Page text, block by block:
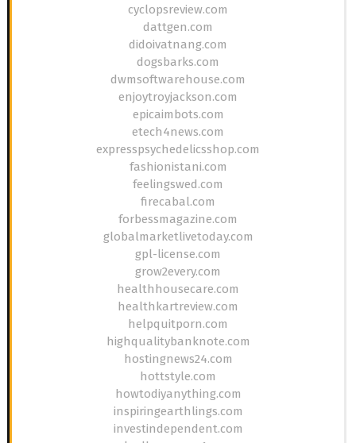
cyclopsreview.com
dattgen.com
didoivatnang.com
dogsbarks.com
dwmsoftwarehouse.com
enjoytroyjackson.com
epicaimbots.com
etech4news.com
expresspsychedelicsshop.com
fashionistani.com
feelingswed.com
firecabal.com
forbessmagazine.com
globalmarketlivetoday.com
gpl-license.com
grow2every.com
healthhousecare.com
healthkartreview.com
helpquitporn.com
highqualitybanknote.com
hostingnews24.com
hottstyle.com
howtodiyanything.com
inspiringearthlings.com
investindependent.com